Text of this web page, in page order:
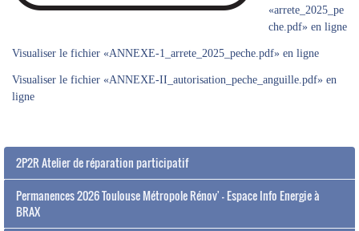
«arrete_2025_pe
che.pdf» en ligne
Visualiser le fichier «ANNEXE-1_arrete_2025_peche.pdf» en ligne
Visualiser le fichier «ANNEXE-II_autorisation_peche_anguille.pdf» en
ligne
2P2R Atelier de réparation participatif
Permanences 2026 Toulouse Métropole Rénov' - Espace Info Energie à
BRAX